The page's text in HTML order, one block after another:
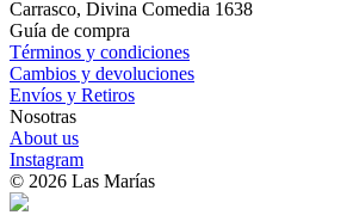
Carrasco, Divina Comedia 1638
Guía de compra
Términos y condiciones
Cambios y devoluciones
Envíos y Retiros
Nosotras
About us
Instagram
© 2026 Las Marías